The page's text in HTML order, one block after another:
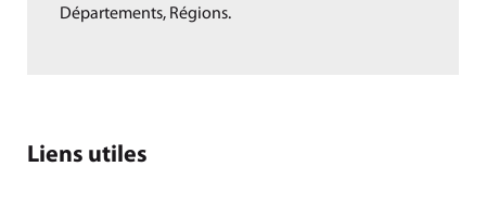
Départements, Régions.
Liens utiles